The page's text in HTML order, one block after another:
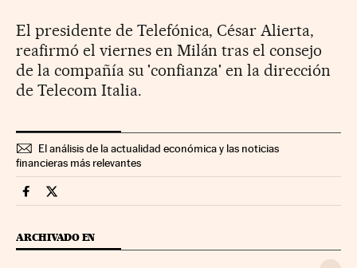
El presidente de Telefónica, César Alierta,
reafirmó el viernes en Milán tras el consejo
de la compañía su 'confianza' en la dirección
de Telecom Italia.
El análisis de la actualidad económica y las noticias
financieras más relevantes
Companias Cinco Días en Facebook
Companias Cinco Días en Twitter
ARCHIVADO EN